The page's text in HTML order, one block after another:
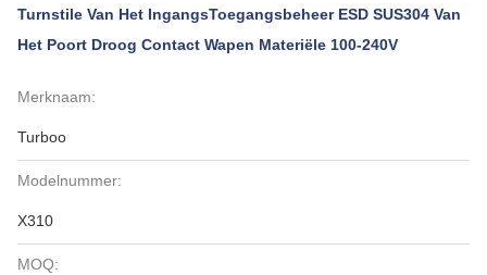
Turnstile Van Het IngangsToegangsbeheer ESD SUS304 Van
Het Poort Droog Contact Wapen Materiële 100-240V
Merknaam:
Turboo
Modelnummer:
X310
MOQ: